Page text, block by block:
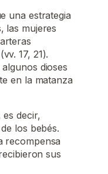
una estrategia
las mujeres
17, 21).
dioses
en la matanza
es decir,
los bebés.
recompensa
sus